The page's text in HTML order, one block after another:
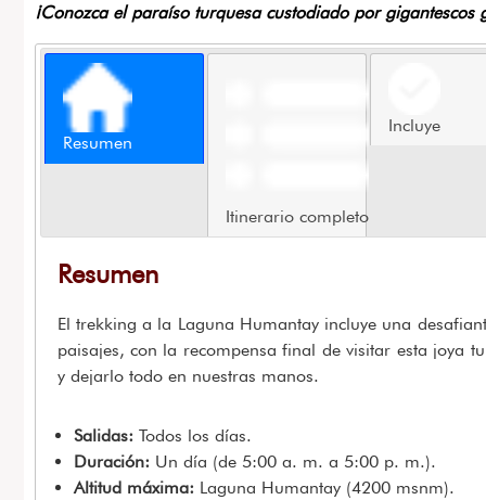
¡Conozca el paraíso turquesa custodiado por gigantescos
Resumen
Itinerario completo
Incluye
Resumen
El trekking a la Laguna Humantay incluye una
paisajes, con la recompensa final de visitar esta joya
y dejarlo todo en nuestras manos.
Salidas: Todos los días.
Duración: Un día (de 5:00 a. m. a 5:00 p. m.).
Altitud máxima: Laguna Humantay (4200 msnm).